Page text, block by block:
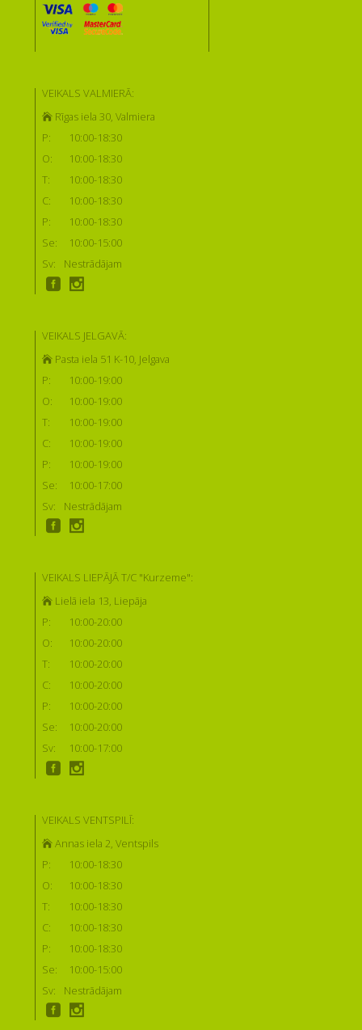
VEIKALS VALMIERĀ:
Rīgas iela 30, Valmiera
P:
10:00-18:30
O:
10:00-18:30
T:
10:00-18:30
C:
10:00-18:30
P:
10:00-18:30
Se:
10:00-15:00
Sv:
Nestrādājam
VEIKALS JELGAVĀ:
Pasta iela 51 K-10, Jelgava
P:
10:00-19:00
O:
10:00-19:00
T:
10:00-19:00
C:
10:00-19:00
P:
10:00-19:00
Se:
10:00-17:00
Sv:
Nestrādājam
VEIKALS LIEPĀJĀ T/C "Kurzeme":
Lielā iela 13, Liepāja
P:
10:00-20:00
O:
10:00-20:00
T:
10:00-20:00
C:
10:00-20:00
P:
10:00-20:00
Se:
10:00-20:00
Sv:
10:00-17:00
VEIKALS VENTSPILĪ:
Annas iela 2, Ventspils
P:
10:00-18:30
O:
10:00-18:30
T:
10:00-18:30
C:
10:00-18:30
P:
10:00-18:30
Se:
10:00-15:00
Sv:
Nestrādājam